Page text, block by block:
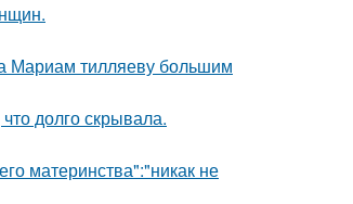
Мариам тилляеву большим
долго скрывала.
материнства":"никак не